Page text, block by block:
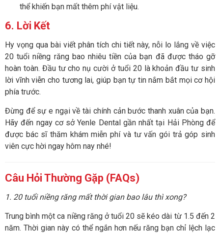
thể khiến bạn mất thêm phí vật liệu.
6. Lời Kết
Hy vọng qua bài viết phân tích chi tiết này, nỗi lo lắng về việc
20 tuổi niềng răng bao nhiêu tiền của bạn đã được tháo gỡ
hoàn toàn. Đầu tư cho nụ cười ở tuổi 20 là khoản đầu tư sinh
lời vĩnh viễn cho tương lai, giúp bạn tự tin nắm bắt mọi cơ hội
phía trước.
Đừng để sự e ngại về tài chính cản bước thanh xuân của bạn.
Hãy đến ngay cơ sở Yenle Dental gần nhất tại Hải Phòng để
được bác sĩ thăm khám miễn phí và tư vấn gói trả góp sinh
viên cực hời ngay hôm nay nhé!
Câu Hỏi Thường Gặp (FAQs)
1. 20 tuổi niềng răng mất thời gian bao lâu thì xong?
Trung bình một ca niềng răng ở tuổi 20 sẽ kéo dài từ 1.5 đến 2
năm. Thời gian này có thể ngắn hơn nếu răng bạn chỉ lệch lạc